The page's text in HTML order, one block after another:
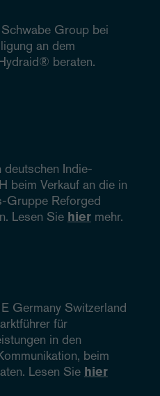
Group bei
an dem
beraten.
Indie-
beim Verkauf an die in
Gruppe Reforged
Lesen Sie hiermehr.
Germany Switzerland
für
in den
beim
Lesen Sie hier